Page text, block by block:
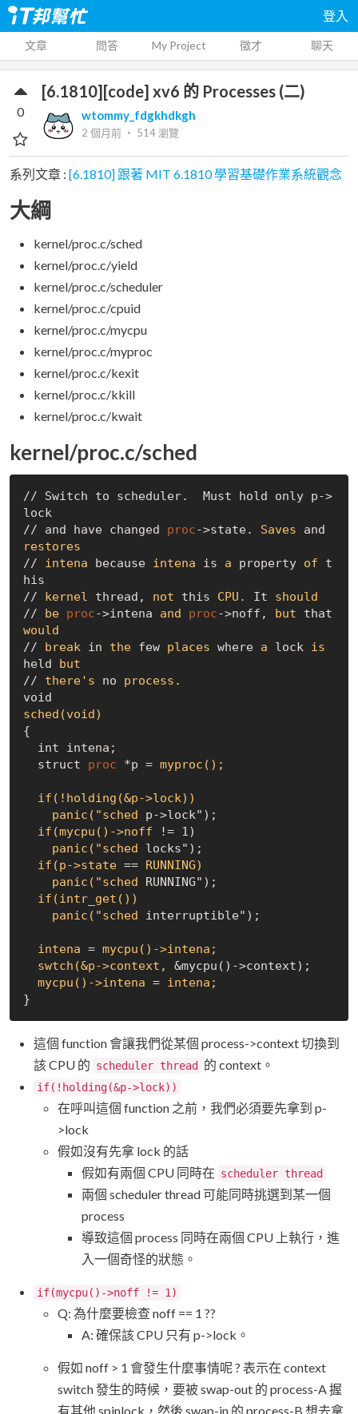
登入
文章 問答 My Project 徵才 聊天
[6.1810][code] xv6 的 Processes (二)
wtommy_fdgkhdkgh
2 個月前 ‧ 514瀏覽
0
系列文章 : [6.1810] 跟著 MIT 6.1810 學習基礎作業系統觀念
大綱
kernel/proc.c/sched
kernel/proc.c/yield
kernel/proc.c/scheduler
kernel/proc.c/cpuid
kernel/proc.c/mycpu
kernel/proc.c/myproc
kernel/proc.c/kexit
kernel/proc.c/kkill
kernel/proc.c/kwait
kernel/proc.c/sched
// Switch to scheduler.  Must hold only p->
lock
// and have changed proc->state. Saves and
restores
// intena because intena is a property of t
his
// kernel thread, not this CPU. It should
// be proc->intena and proc->noff, but that
would
// break in the few places where a lock is
held but
// there's no process.
void
sched(void)
{
  struct
proc *p = myproc();
  if(!holding(&p->lock))
    panic("sched
p->lock");
  if(mycpu()->noff
!= 1)
    panic("sched
locks");
  if(p->state
== RUNNING)
    panic("sched
RUNNING");
  if(intr_get())
    panic("sched
interruptible");
  intena
= mycpu()->intena;
  swtch(&p->context,
&mycpu()->context);
  mycpu()->intena
= intena;
這個 function 會讓我們從某個 process->context 切換到
該 CPU 的 scheduler thread 的 context。
if(!holding(&p->lock))
在呼叫這個 function 之前，我們必須要先拿到 p-
>lock
假如沒有先拿 lock 的話
假如有兩個 CPU 同時在 scheduler thread
兩個 scheduler thread 可能同時挑選到某一個
process
導致這個 process 同時在兩個 CPU 上執行，進
入一個奇怪的狀態。
if(mycpu()->noff != 1)
Q: 為什麼要檢查 noff == 1 ??
A: 確保該 CPU 只有 p->lock。
假如 noff > 1 會發生什麼事情呢 ? 表示在 context
switch 發生的時候，要被 swap-out 的 process-A 握
有其他 spinlock，然後 swap-in 的 process-B 想去拿